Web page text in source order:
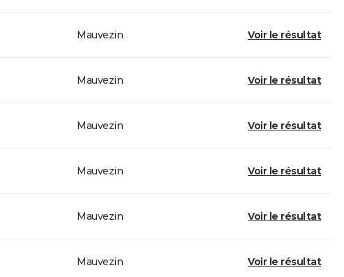
Mauvezin Voir le résultat
Mauvezin Voir le résultat
Mauvezin Voir le résultat
Mauvezin Voir le résultat
Mauvezin Voir le résultat
Mauvezin Voir le résultat